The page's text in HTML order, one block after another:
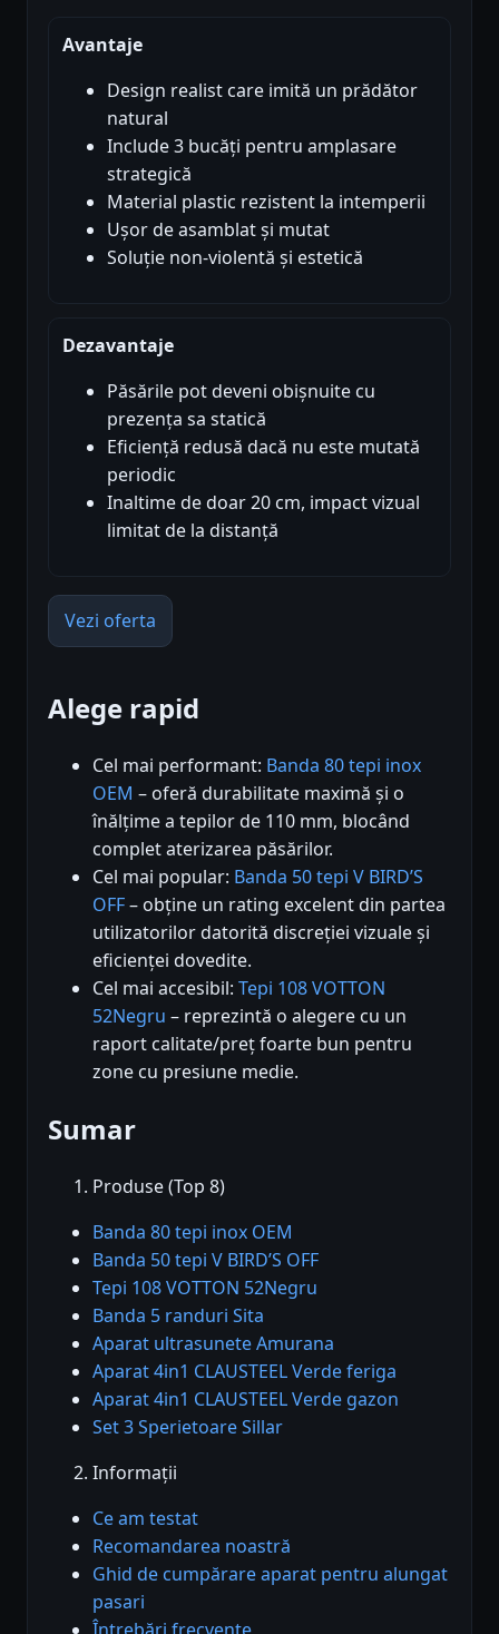
Avantaje
Design realist care imită un prădător
natural
Include 3 bucăți pentru amplasare
strategică
Material plastic rezistent la intemperii
Ușor de asamblat și mutat
Soluție non-violentă și estetică
Dezavantaje
Păsările pot deveni obișnuite cu
prezența sa statică
Eficiență redusă dacă nu este mutată
periodic
Inaltime de doar 20 cm, impact vizual
limitat de la distanță
Vezi oferta
Alege rapid
Cel mai performant: Banda 80 tepi inox
OEM – oferă durabilitate maximă și o
înălțime a tepilor de 110 mm, blocând
complet aterizarea păsărilor.
Cel mai popular: Banda 50 tepi V BIRD’S
OFF– obține un rating excelent din partea
utilizatorilor datorită discreției vizuale și
eficienței dovedite.
Cel mai accesibil: Tepi 108 VOTTON
52Negru – reprezintă o alegere cu un
raport calitate/preț foarte bun pentru
zone cu presiune medie.
Sumar
Produse (Top 8)
Banda 80 tepi inox OEM
Banda 50 tepi V BIRD’S OFF
Tepi 108 VOTTON 52Negru
Banda 5 randuri Sita
Aparat ultrasunete Amurana
Aparat 4in1 CLAUSTEEL Verde feriga
Aparat 4in1 CLAUSTEEL Verde gazon
Set 3 Sperietoare Sillar
Informații
Ce am testat
Recomandarea noastră
Ghid de cumpărare aparat pentru alungat
pasari